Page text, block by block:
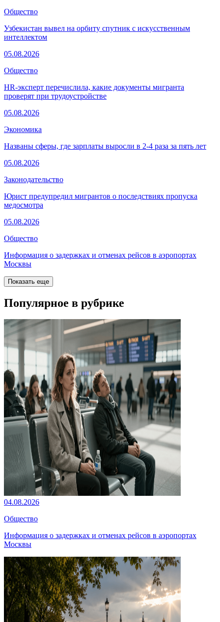
Общество
Узбекистан вывел на орбиту спутник с искусственным
интеллектом
05.08.2026
Общество
HR-эксперт перечислила, какие документы мигранта
проверят при трудоустройстве
05.08.2026
Экономика
Названы сферы, где зарплаты выросли в 2-4 раза за пять лет
05.08.2026
Законодательство
Юрист предупредил мигрантов о последствиях пропуска
медосмотра
05.08.2026
Общество
Информация о задержках и отменах рейсов в аэропортах
Москвы
Показать еще
Популярное в рубрике
04.08.2026
Общество
Информация о задержках и отменах рейсов в аэропортах
Москвы